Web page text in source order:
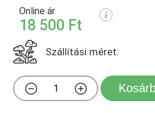
Online ár
18 500 Ft
Szállítási méret: